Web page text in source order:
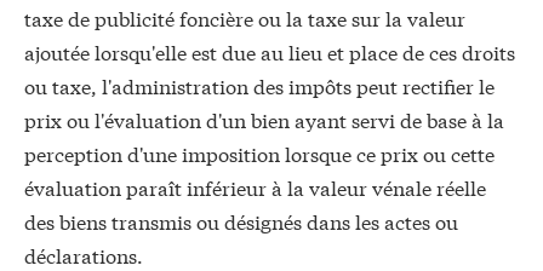
taxe de publicité foncière ou la taxe sur la valeur
ajoutée lorsqu'elle est due au lieu et place de ces droits
ou taxe, l'administration des impôts peut rectifier le
prix ou l'évaluation d'un bien ayant servi de base à la
perception d'une imposition lorsque ce prix ou cette
évaluation paraît inférieur à la valeur vénale réelle
des biens transmis ou désignés dans les actes ou
déclarations.